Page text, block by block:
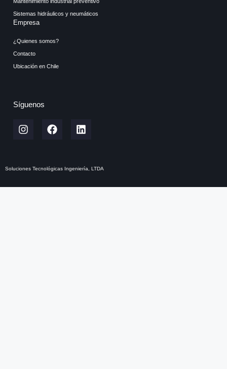
Sistemas hidráulicos y neumáticos
Empresa
¿Quienes somos?
Contacto
Ubicación en Chile
Síguenos
Soluciones Tecnológicas Ingeniería, LTDA